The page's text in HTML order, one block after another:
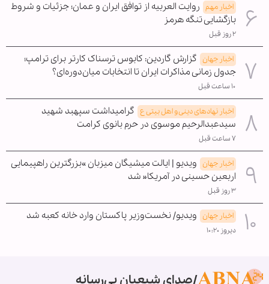
اخبار مهم روایت العربیه از توافق ایران و عمان؛ جزئیات و شروط
بازگشایی تنگه هرمز
۲ روز قبل
اخبار جهان گزارش گاردین: کابوس ترسناک کارتر برای ترامپ؛
جدول زمانی مذاکرات ایران تا انتخابات میان‌دوره‌ای؟
۱۰ ساعت قبل
اخبار نهادهای دینی و اهل بیتی ع گرامیداشت سپهبد شهید
سیدعبدالرحیم موسوی در حرم بانوی کرامت
۷ ساعت قبل
اخبار جهان ویدیو | ایالت میشیگان میزبان »بزرگترین راهپیمایی
اربعین حسینی در آمریکا« شد
۳ روز قبل
اخبار جهان ویدیو/ نخست‌وزیر پاکستان وارد خانه کعبه شد
دیروز ۱۰:۲۰
صدای شیعیان بی‌رسانه